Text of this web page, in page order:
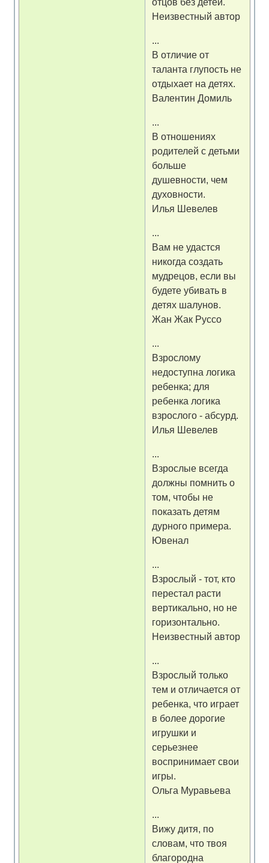
отцов без детей.
Неизвестный автор
...
В отличие от
таланта глупость не
отдыхает на детях.
Валентин Домиль
...
В отношениях
родителей с детьми
больше
душевности, чем
духовности.
Илья Шевелев
...
Вам не удастся
никогда создать
мудрецов, если вы
будете убивать в
детях шалунов.
Жан Жак Руссо
...
Взрослому
недоступна логика
ребенка; для
ребенка логика
взрослого - абсурд.
Илья Шевелев
...
Взрослые всегда
должны помнить о
том, чтобы не
показать детям
дурного примера.
Ювенал
...
Взрослый - тот, кто
перестал расти
вертикально, но не
горизонтально.
Неизвестный автор
...
Взрослый только
тем и отличается от
ребенка, что играет
в более дорогие
игрушки и
серьезнее
воспринимает свои
игры.
Ольга Муравьева
...
Вижу дитя, по
словам, что твоя
благородна